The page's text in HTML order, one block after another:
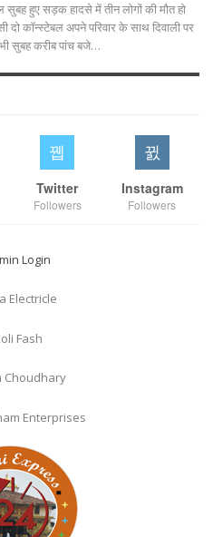
हुए सड़क हादसे में तीन लोगों की मौत हो
कॉन्स्टेबल अपने परिवार के साथ दिवाली पर
सुबह करीब पांच बजे…
Twitter
Followers
Instagram
Followers